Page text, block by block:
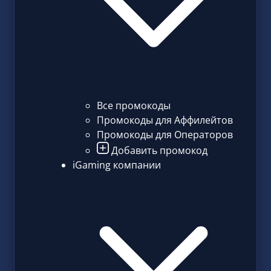
Все промокоды
Промокоды для Аффилейтов
Промокоды для Операторов
Добавить промокод
iGaming компании